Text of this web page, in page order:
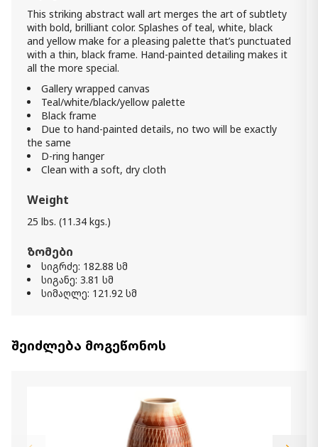
Item: A8000189
ფერი:Multi
Item: A8000289
ფერი: Sepia
Item: A8000451
390.00 ₾
Item: A8000293
ფერი:Tan/White
რაოდენობა:
This striking abstract wall art merges the art of subtlety
with bold, brilliant color. Splashes of teal, white, black
and yellow make for a pleasing palette that’s punctuated
with a thin, black frame. Hand-painted detailing makes it
all the more special.
Gallery wrapped canvas
Teal/white/black/yellow palette
Black frame
Due to hand-painted details, no two will be exactly
the same
D-ring hanger
Clean with a soft, dry cloth
Weight
25 lbs. (11.34 kgs.)
ზომები
სიგრძე: 182.88 სმ
სიგანე: 3.81 სმ
სიმაღლე: 121.92 სმ
შეიძლება მოგეწონოს